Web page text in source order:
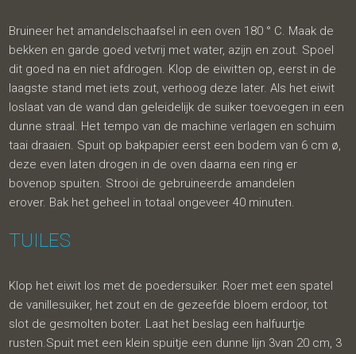
Bruineer het amandelschaafsel in een oven 180 ° C. Maak de
bekken en garde goed vetvrij met water, azijn en zout. Spoel
dit goed na en niet afdrogen. Klop de eiwitten op, eerst in de
laagste stand met iets zout, verhoog deze later. Als het eiwit
loslaat van de wand dan geleidelijk de suiker toevoegen in een
dunne straal. Het tempo van de machine verlagen en schuim
taai draaien. Spuit op bakpapier eerst een bodem van 6 cm ø,
deze even laten drogen in de oven daarna een ring er
bovenop spuiten. Strooi de gebruineerde amandelen
erover. Bak het geheel in totaal ongeveer 40 minuten.
TUILES
Klop het eiwit los met de poedersuiker. Roer met een spatel
de vanillesuiker, het zout en de gezeefde bloem erdoor, tot
slot de gesmolten boter. Laat het beslag een halfuurtje
rusten.Spuit met een klein spuitje een dunne lijn 3van 20 cm, 3